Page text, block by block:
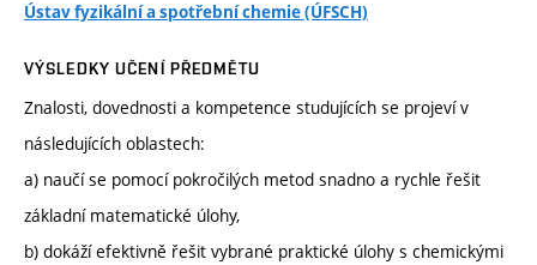
Ústav fyzikální a spotřební chemie (ÚFSCH)
VÝSLEDKY UČENÍ PŘEDMĚTU
Znalosti, dovednosti a kompetence studujících se projeví v
následujících oblastech:
a) naučí se pomocí pokročilých metod snadno a rychle řešit
základní matematické úlohy,
b) dokáží efektivně řešit vybrané praktické úlohy s chemickými